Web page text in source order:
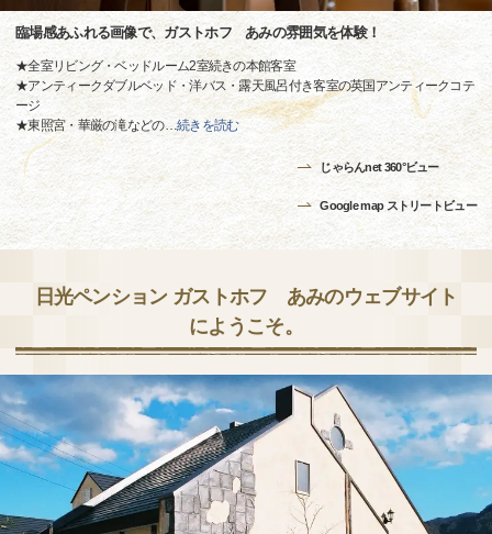
臨場感あふれる画像で、ガストホフ あみの雰囲気を体験！
★全室リビング・ベッドルーム2室続きの本館客室
★アンティークダブルベッド・洋バス・露天風呂付き客室の英国アンティークコテ
ージ
★東照宮・華厳の滝などの…続きを読む
じゃらんnet 360°ビュー
Google map ストリートビュー
日光ペンション ガストホフ あみのウェブサイト
にようこそ。